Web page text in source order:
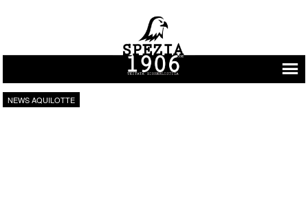
Vai al contenuto
NEWS AQUILOTTE